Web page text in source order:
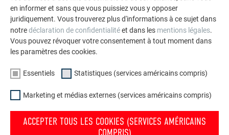
en informer et sans que vous puissiez vous y opposer
juridiquement. Vous trouverez plus d'informations à ce sujet dans
notredéclaration de confidentialitéet dans les mentions légales.
Vous pouvez révoquer votre consentement à tout moment dans
les paramètres des cookies.
Essentiels Statistiques (services américains compris)
Marketing et médias externes (services américains compris)
ACCEPTER TOUS LES COOKIES (SERVICES AMÉRICAINS